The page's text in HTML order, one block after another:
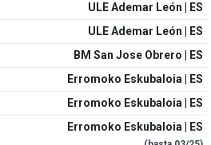
ULE Ademar León | ES
ULE Ademar León | ES
BM San Jose Obrero | ES
Erromoko Eskubaloia | ES
Erromoko Eskubaloia | ES
Erromoko Eskubaloia | ES